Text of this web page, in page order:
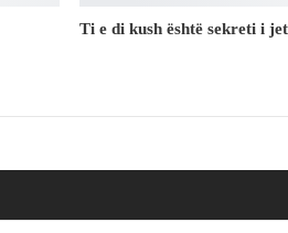
Ti e di kush është sekreti i